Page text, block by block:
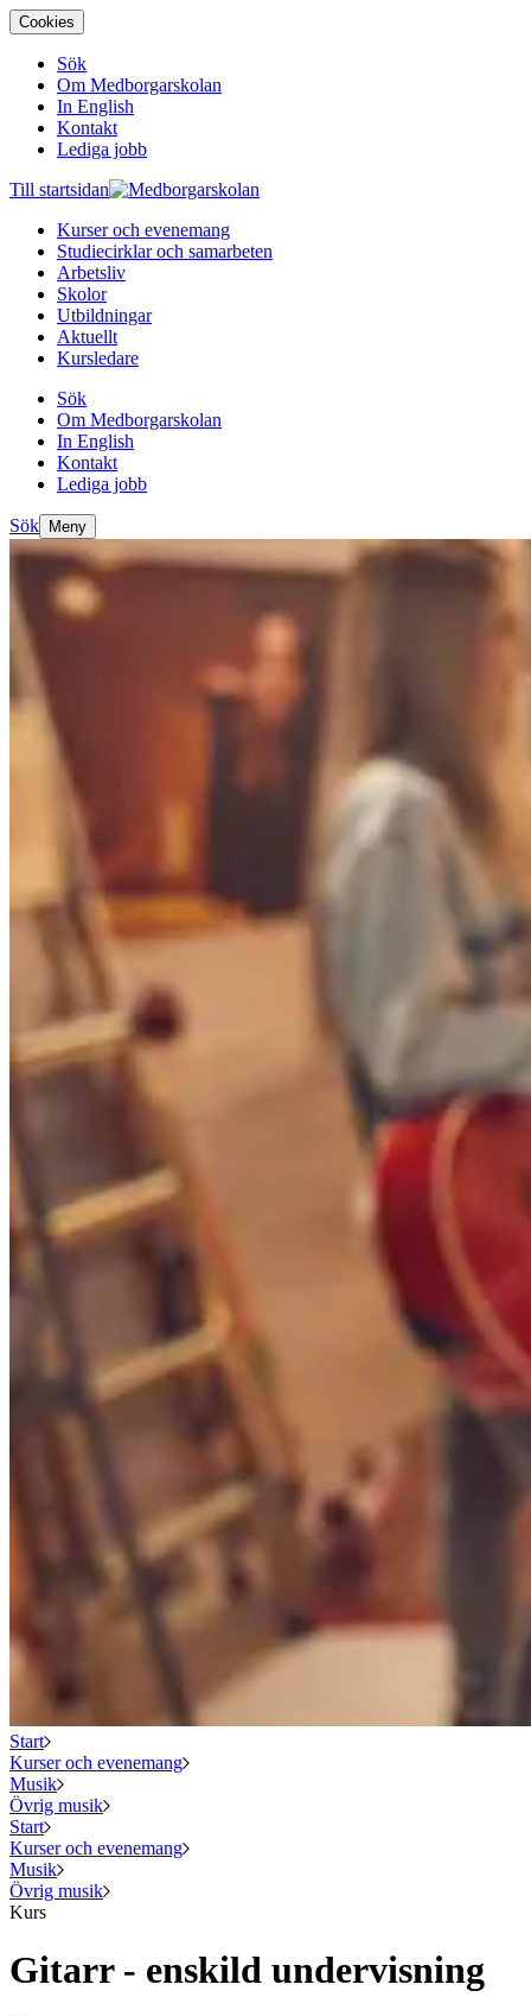
Cookies
Sök
Om Medborgarskolan
In English
Kontakt
Lediga jobb
Till startsidan
Kurser och evenemang
Studiecirklar och samarbeten
Arbetsliv
Skolor
Utbildningar
Aktuellt
Kursledare
Sök
Om Medborgarskolan
In English
Kontakt
Lediga jobb
Sök Meny
Start
Kurser och evenemang
Musik
Övrig musik
Start
Kurser och evenemang
Musik
Övrig musik
Kurs
Gitarr - enskild undervisning